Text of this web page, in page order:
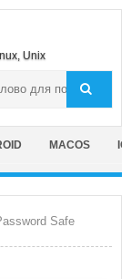
Unix
MACOS
Safe